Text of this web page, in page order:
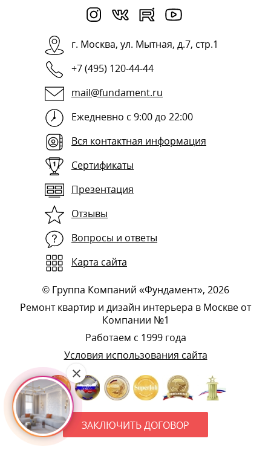
г. Москва, ул. Мытная, д.7, стр.1
+7 (495) 120-44-44
mail@fundament.ru
Ежедневно с 9:00 до 22:00
Вся контактная информация
Сертификаты
Презентация
Отзывы
Вопросы и ответы
Карта сайта
© Группа Компаний «Фундамент», 2026
Ремонт квартир и дизайн интерьера в Москве от
Компании №1
Работаем с 1999 года
Условия использования сайта
ЗАКЛЮЧИТЬ ДОГОВОР